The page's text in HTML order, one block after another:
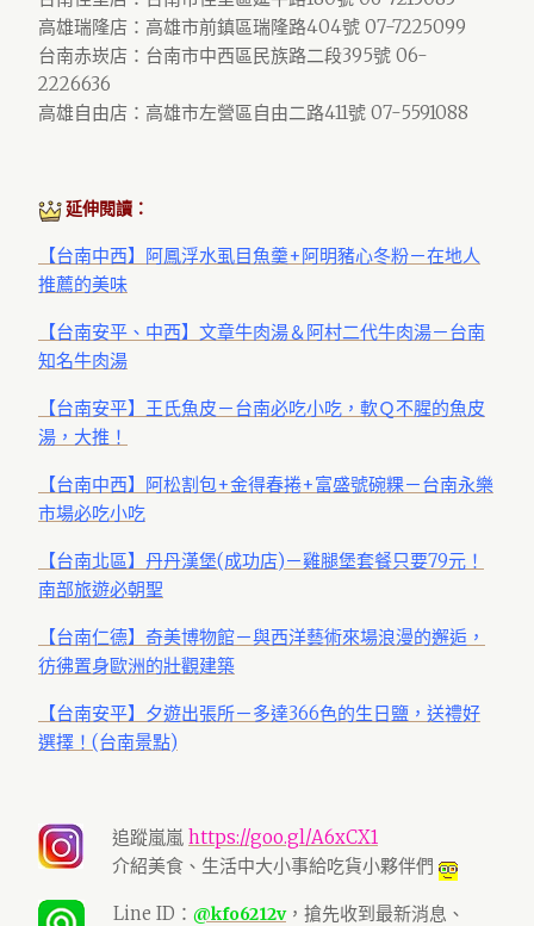
高雄瑞隆店：高雄市前鎮區瑞隆路404號 07-7225099
台南赤崁店：台南市中西區民族路二段395號 06-
2226636
高雄自由店：高雄市左營區自由二路411號 07-5591088
延伸閱讀：
【台南中西】阿鳳浮水虱目魚羹+阿明豬心冬粉－在地人
推薦的美味
【台南安平、中西】文章牛肉湯＆阿村二代牛肉湯－台南
知名牛肉湯
【台南安平】王氏魚皮－台南必吃小吃，軟Ｑ不腥的魚皮
湯，大推！
【台南中西】阿松割包+金得春捲+富盛號碗粿－台南永樂
市場必吃小吃
【台南北區】丹丹漢堡(成功店)－雞腿堡套餐只要79元！
南部旅遊必朝聖
【台南仁德】奇美博物館－與西洋藝術來場浪漫的邂逅，
彷彿置身歐洲的壯觀建築
【台南安平】夕遊出張所－多達366色的生日鹽，送禮好
選擇！(台南景點)
追蹤嵐嵐 https://goo.gl/A6xCX1
介紹美食、生活中大小事給吃貨小夥伴們
Line ID： @kfo6212v，搶先收到最新消息、